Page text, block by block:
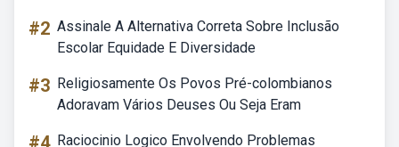
#2 Assinale A Alternativa Correta Sobre Inclusão
Escolar Equidade E Diversidade
#3 Religiosamente Os Povos Pré-colombianos
Adoravam Vários Deuses Ou Seja Eram
#4 Raciocinio Logico Envolvendo Problemas